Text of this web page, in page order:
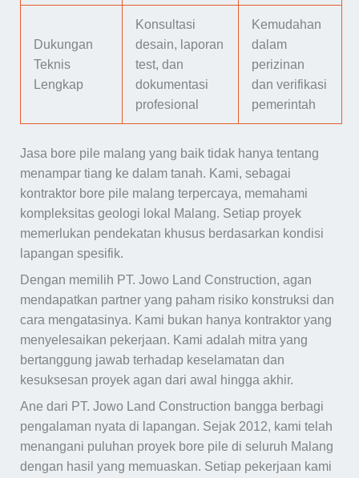
Dukungan
Teknis
Lengkap
Konsultasi
desain, laporan
test, dan
dokumentasi
profesional
Kemudahan
dalam
perizinan
dan verifikasi
pemerintah
Jasa bore pile malang yang baik tidak hanya tentang
menampar tiang ke dalam tanah. Kami, sebagai
kontraktor bore pile malang terpercaya, memahami
kompleksitas geologi lokal Malang. Setiap proyek
memerlukan pendekatan khusus berdasarkan kondisi
lapangan spesifik.
Dengan memilih PT. Jowo Land Construction, agan
mendapatkan partner yang paham risiko konstruksi dan
cara mengatasinya. Kami bukan hanya kontraktor yang
menyelesaikan pekerjaan. Kami adalah mitra yang
bertanggung jawab terhadap keselamatan dan
kesuksesan proyek agan dari awal hingga akhir.
Ane dari PT. Jowo Land Construction bangga berbagi
pengalaman nyata di lapangan. Sejak 2012, kami telah
menangani puluhan proyek bore pile di seluruh Malang
dengan hasil yang memuaskan. Setiap pekerjaan kami